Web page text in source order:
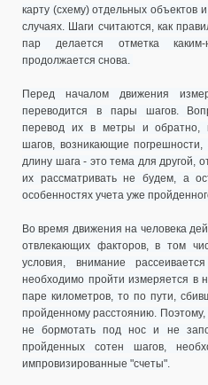
карту (схему) отдельных объектов
случаях. Шаги считаются, как
пар делается отметка
продолжается снова.
Перед началом движения
переводится в пары шагов.
перевод их в метры и обратно,
шагов, возникающие
длину шага - это тема для другой,
их рассматривать не будем, а
особенностях учета уже
Во время движения на человека
отвлекающих факторов, в том
условия, внимание
необходимо пройти измеряется в
паре километров, то по пути,
пройденному расстоянию. Поэтому,
не бормотать под нос и не
пройденных сотен шагов,
импровизированные "счеты".